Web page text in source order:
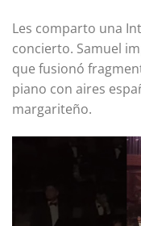
Les comparto una
concierto. Samuel
que fusionó
piano con aires
margariteño.